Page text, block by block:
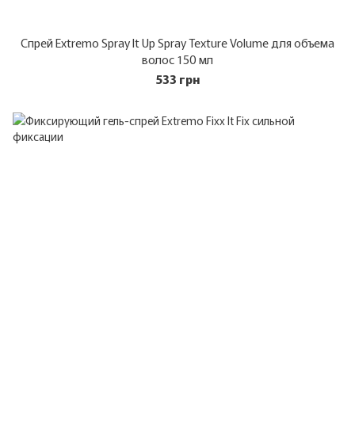
Спрей Extremo Spray It Up Spray Texture Volume для объема
волос 150 мл
533 грн